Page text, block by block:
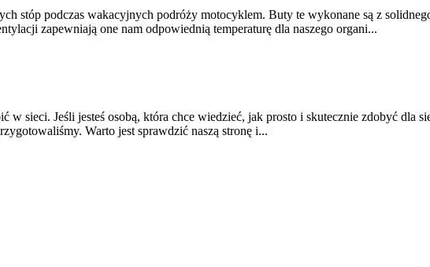
stóp podczas wakacyjnych podróży motocyklem. Buty te wykonane są z
zapewniają one nam odpowiednią temperaturę dla naszego organi...
w sieci. Jeśli jesteś osobą, która chce wiedzieć, jak prosto i skutecznie zdobyć dla
Warto jest sprawdzić naszą stronę i...